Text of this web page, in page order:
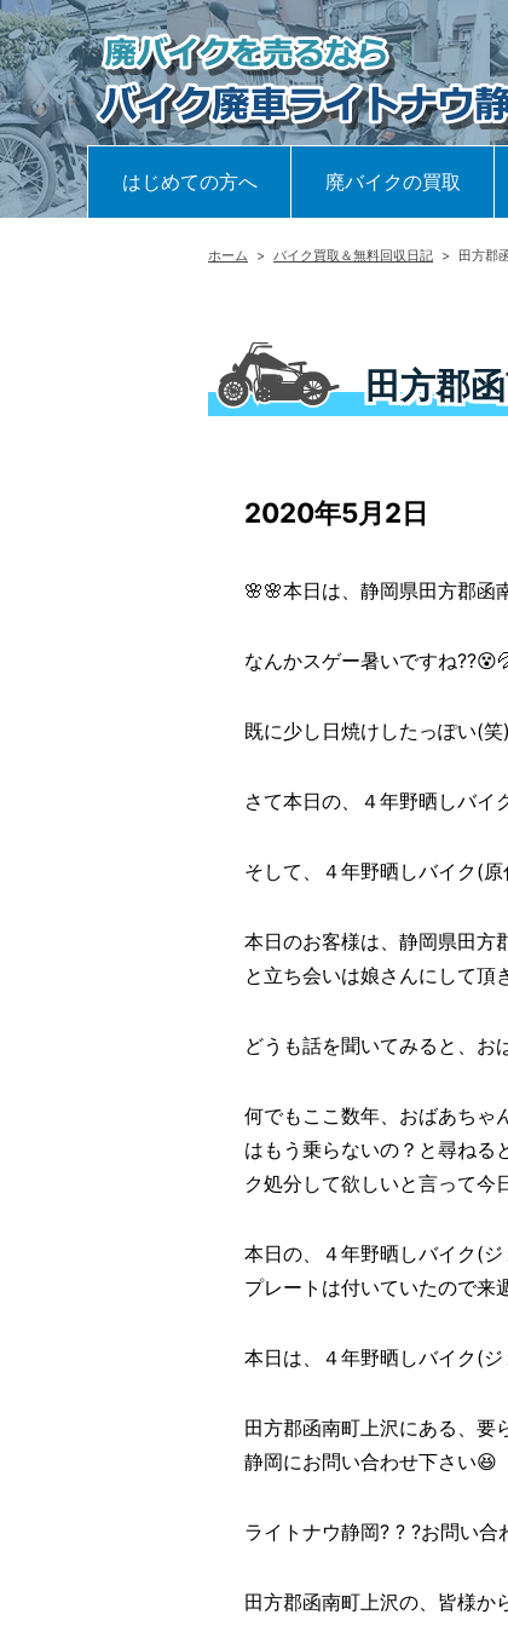
はじめての方へ 廃バイクの買取
ホーム > バイク買取＆無料回収日記 > 田方郡
田方郡
2020年5月2日
🌸🌸本日は、静岡県田方郡
なんかスゲー暑いですね
既に少し日焼けしたっぽい(笑)
さて本日の、４年野晒しバ
そして、４年野晒しバイク(
本日のお客様は、静岡県田方
と立ち会いは娘さんにして頂
どうも話を聞いてみると、お
何でもここ数年、おばあちゃ
はもう乗らないの？と尋ねる
ク処分して欲しいと言って今
本日の、４年野晒しバイク(
プレートは付いていたので来
本日は、４年野晒しバイク(
田方郡函南町上沢にある、要
静岡にお問い合わせ下さい😆
ライトナウ静岡? ? ?お問い
田方郡函南町上沢の、皆様か